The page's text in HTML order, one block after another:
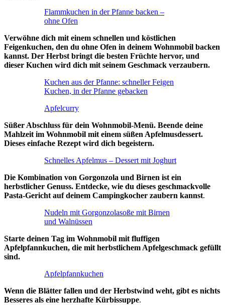
Flammkuchen in der Pfanne backen –
ohne Ofen
Verwöhne dich mit einem schnellen und köstlichen
Feigenkuchen, den du ohne Ofen in deinem Wohnmobil backen
kannst. Der Herbst bringt die besten Früchte hervor, und
dieser Kuchen wird dich mit seinem Geschmack verzaubern.
Kuchen aus der Pfanne: schneller Feigen
Kuchen, in der Pfanne gebacken
Apfelcurry
Süßer Abschluss für dein Wohnmobil-Menü. Beende deine
Mahlzeit im Wohnmobil mit einem süßen Apfelmusdessert.
Dieses einfache Rezept wird dich begeistern.
Schnelles Apfelmus – Dessert mit Joghurt
Die Kombination von Gorgonzola und Birnen ist ein
herbstlicher Genuss. Entdecke, wie du dieses geschmackvolle
Pasta-Gericht auf deinem Campingkocher zaubern kannst.
Nudeln mit Gorgonzolasoße mit Birnen
und Walnüssen
Starte deinen Tag im Wohnmobil mit fluffigen
Apfelpfannkuchen, die mit herbstlichem Apfelgeschmack gefüllt
sind.
Apfelpfannkuchen
Wenn die Blätter fallen und der Herbstwind weht, gibt es nichts
Besseres als eine herzhafte Kürbissuppe.